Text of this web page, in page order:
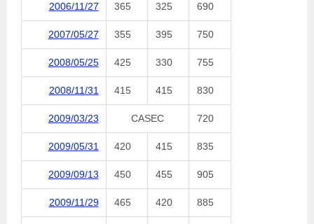
2006/11/27 365 325 690
2007/05/27 355 395 750
2008/05/25 425 330 755
2008/11/31 415 415 830
2009/03/23 CASEC 720
2009/05/31 420 415 835
2009/09/13 450 455 905
2009/11/29 465 420 885